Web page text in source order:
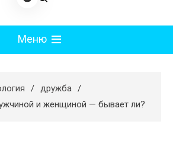
Меню
дружба
и женщиной — бывает ли?